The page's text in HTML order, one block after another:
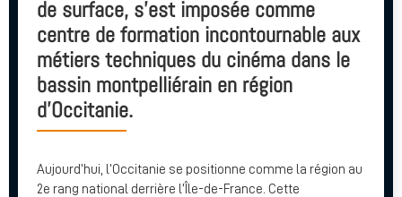
de surface, s’est imposée comme
centre de formation incontournable aux
métiers techniques du cinéma dans le
bassin montpelliérain en région
d’Occitanie.
Aujourd’hui, l’Occitanie se positionne comme la région au
2e rang national derrière l’Île-de-France. Cette